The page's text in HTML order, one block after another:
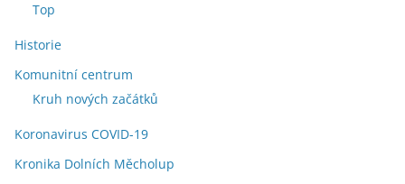
Top
Historie
Komunitní centrum
Kruh nových začátků
Koronavirus COVID-19
Kronika Dolních Měcholup